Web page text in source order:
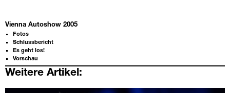
Vienna Autoshow 2005
Fotos
Schlussbericht
Es geht los!
Vorschau
Weitere Artikel: